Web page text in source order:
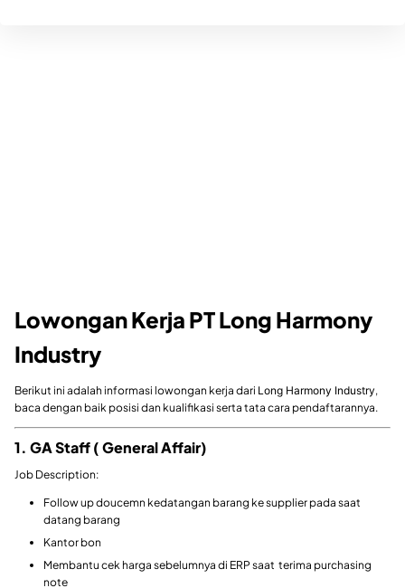
Lowongan Kerja PT Long Harmony
Industry
Berikut ini adalah informasi lowongan kerja dari Long Harmony Industry,
baca dengan baik posisi dan kualifikasi serta tata cara pendaftarannya.
1. GA Staff ( General Affair)
Job Description:
Follow up doucemn kedatangan barang ke supplier pada saat
datang barang
Kantor bon
Membantu cek harga sebelumnya di ERP saat terima purchasing
note